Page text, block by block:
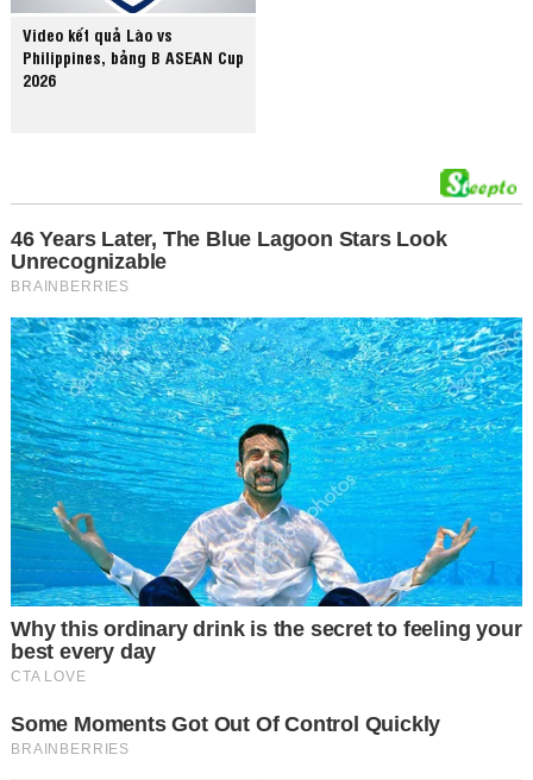
Video kết quả Lào vs
Philippines, bảng B ASEAN Cup
2026